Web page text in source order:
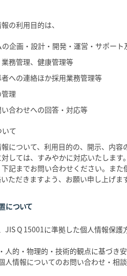
の利用目的は、
企画・設計・開発・運営・サポー
務管理、健康管理等
への連絡ほか採用業務管理等
理
合わせへの回答・対応等
いて
について、利用目的の、開示、内
しては、すみやかに対応いたしま
記までお問い合わせください。ま
ただきますよう、お願い申し上げます
について
JIS Q 15001に準拠した個人情報保
的・物理的・技術的観点に基づき
情報についてのお問い合わせ・相